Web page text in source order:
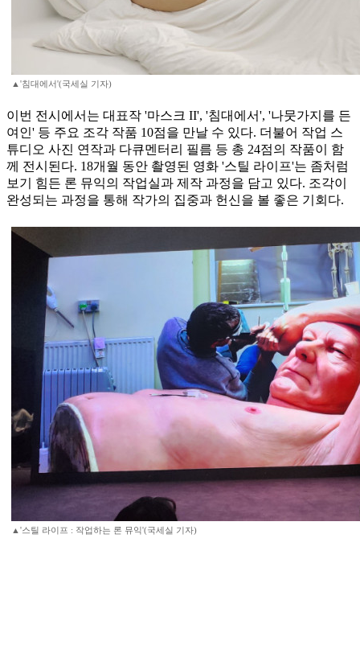
▲'침대에서'(국세실 기자)
이번 전시에서는 대표작 '마스크 II', '침대에서', '나뭇가지를 든
여인' 등 주요 조각 작품 10점을 만날 수 있다. 더불어 작업 스
튜디오 사진 연작과 다큐멘터리 필름 등 총 24점의 작품이 함
께 전시된다. 18개월 동안 촬영된 영화 '스틸 라이프'는 좀처럼
보기 힘든 론 뮤익의 작업실과 제작 과정을 담고 있다. 조각이
완성되는 과정을 통해 작가의 집중과 헌신을 볼 좋은 기회다.
▲'스틸 라이프 : 작업하는 론 뮤익'(국세실 기자)